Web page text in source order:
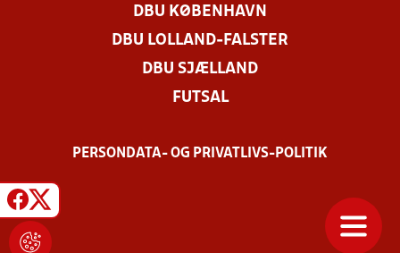
DBU KØBENHAVN
DBU LOLLAND-FALSTER
DBU SJÆLLAND
FUTSAL
PERSONDATA- OG PRIVATLIVS-POLITIK